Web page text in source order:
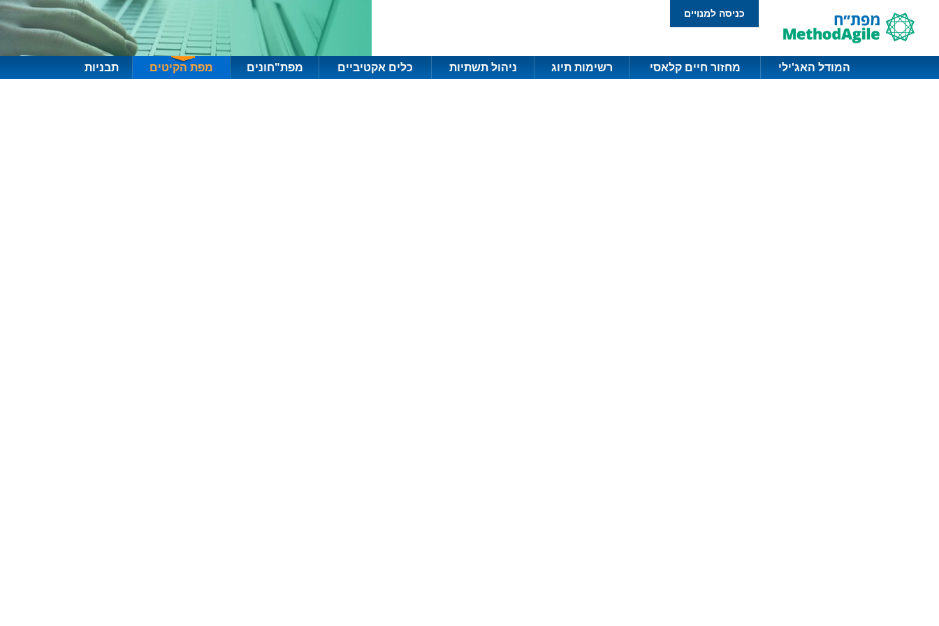
כניסה למנויים
המודל האג'ילי מחזור חיים קלאסי רשימות תיוג ניהול תשתיות כלים אקטיביים מפת"חונים מפת הקיטים תבניות